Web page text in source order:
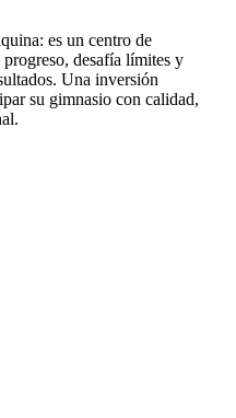
es un centro de
desafía límites y
Una inversión
su gimnasio con calidad,